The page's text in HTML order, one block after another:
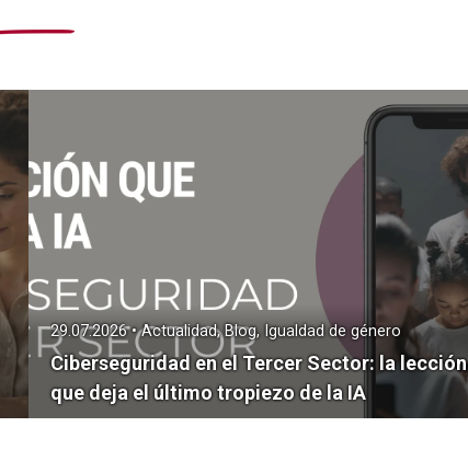
Ciberseguridad en el Tercer Sector: la lección
que deja el último tropiezo de la IA
29.07.2026 • Actualidad, Blog, Igualdad de género